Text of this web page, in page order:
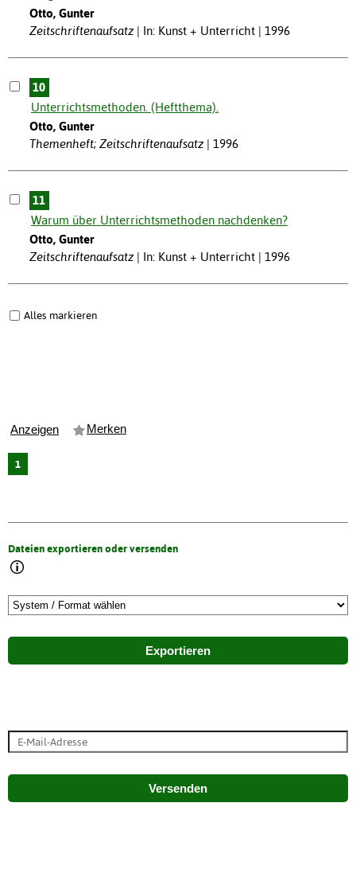
Otto, Gunter
Zeitschriftenaufsatz
In: Kunst + Unterricht | 1996
10
Unterrichtsmethoden. (Heftthema).
Otto, Gunter
Themenheft; Zeitschriftenaufsatz
1996
11
Warum über Unterrichtsmethoden nachdenken?
Otto, Gunter
Zeitschriftenaufsatz
In: Kunst + Unterricht | 1996
Alles markieren
Anzeigen Merken
1
Dateien exportieren oder versenden
Exportieren
Versenden